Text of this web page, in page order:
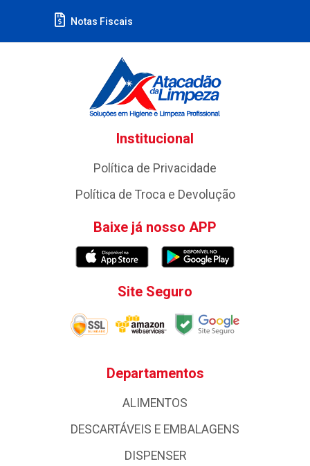
Notas Fiscais
Institucional
Política de Privacidade
Política de Troca e Devolução
Baixe já nosso APP
Site Seguro
Departamentos
ALIMENTOS
DESCARTÁVEIS E EMBALAGENS
DISPENSER